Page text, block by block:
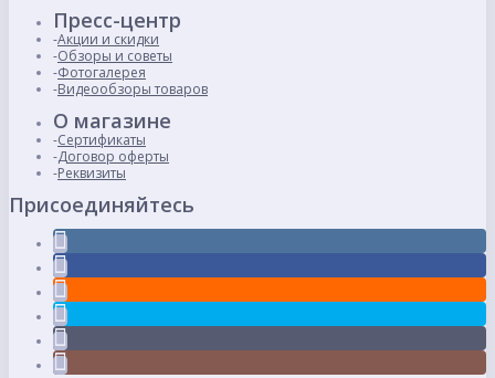
Пресс-центр
Акции и скидки
Обзоры и советы
Фотогалерея
Видеообзоры товаров
О магазине
Сертификаты
Договор оферты
Реквизиты
Присоединяйтесь